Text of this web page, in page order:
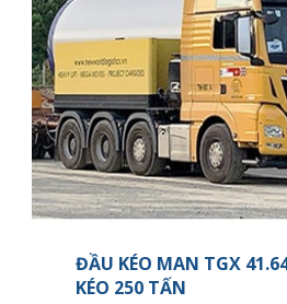
ĐẦU KÉO MAN TGX
KÉO 250 TẤN